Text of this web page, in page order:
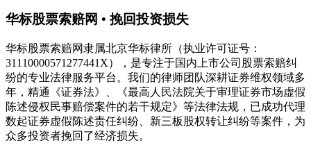
华标股票索赔网 • 挽回投资损失
华标股票索赔网隶属北京华标律所（执业许可证号：
31110000571277441X），是专注于国内上市公司股票索赔纠
纷的专业法律服务平台。我们的律师团队深耕证券维权领域多
年，精通《证券法》、《最高人民法院关于审理证券市场虚假
陈述侵权民事赔偿案件的若干规定》等法律法规，已成功代理
数起证券虚假陈述责任纠纷、新三板股权转让纠纷等案件，为
众多投资者挽回了经济损失。